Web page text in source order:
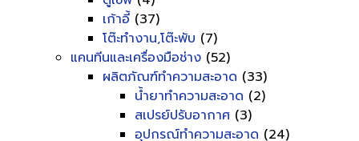
เก้าอี้ (37)
โต๊ะทำงาน,โต๊ะพับ (7)
แคนทีนและเครื่องมือช่าง (52)
ผลิตภัณฑ์ทำความสะอาด (33)
น้ำยาทำความสะอาด (2)
สเปรย์ปรับอากาศ (3)
อุปกรณ์ทำความสะอาด (24)